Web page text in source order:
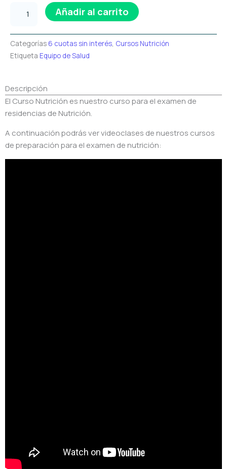
2027
cantidad
Añadir al carrito
Categorías 6 cuotas sin interés, Cursos Nutrición
Etiqueta Equipo de Salud
Descripción
El Curso Nutrición es nuestro curso para el examen de
residencias de Nutrición.
A continuación podrás ver videoclases de nuestros cursos
de preparación para el examen de nutrición: